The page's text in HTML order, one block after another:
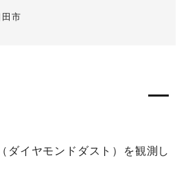
田市
ダイヤモンドダスト）を観測し